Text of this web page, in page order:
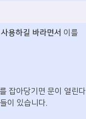
용하길 바라면서 이를
를 잡아당기면 문이 열린다
이 있습니다.